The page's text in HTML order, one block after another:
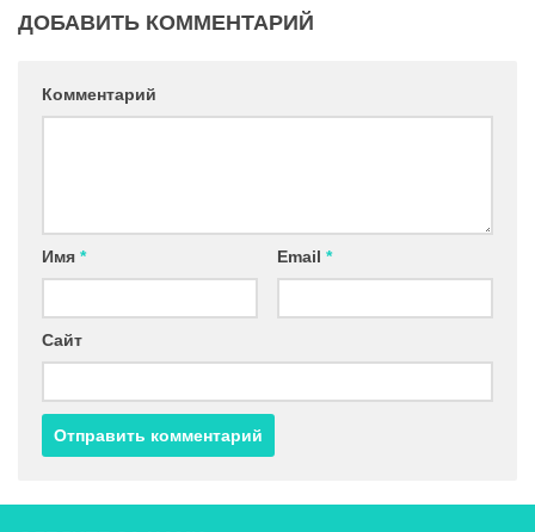
ДОБАВИТЬ КОММЕНТАРИЙ
Комментарий
Имя * Email *
Сайт